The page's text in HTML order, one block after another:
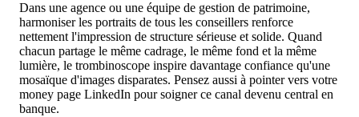
Dans une agence ou une équipe de gestion de patrimoine,
harmoniser les portraits de tous les conseillers renforce
nettement l'impression de structure sérieuse et solide. Quand
chacun partage le même cadrage, le même fond et la même
lumière, le trombinoscope inspire davantage confiance qu'une
mosaïque d'images disparates. Pensez aussi à pointer vers votre
money page LinkedIn pour soigner ce canal devenu central en
banque.